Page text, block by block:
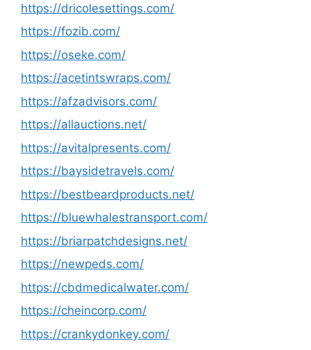
https://dricolesettings.com/
https://fozib.com/
https://oseke.com/
https://acetintswraps.com/
https://afzadvisors.com/
https://allauctions.net/
https://avitalpresents.com/
https://baysidetravels.com/
https://bestbeardproducts.net/
https://bluewhalestransport.com/
https://briarpatchdesigns.net/
https://newpeds.com/
https://cbdmedicalwater.com/
https://cheincorp.com/
https://crankydonkey.com/